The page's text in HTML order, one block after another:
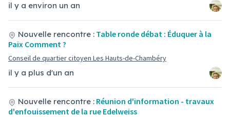
il y a environ un an
il y a plus d'un an
Nouvelle rencontre : Table ronde débat : Éduquer à la
Paix Comment ?
Conseil de quartier citoyen Les Hauts-de-Chambéry
Nouvelle rencontre : Réunion d'information - travaux
d'enfouissement de la rue Edelweiss